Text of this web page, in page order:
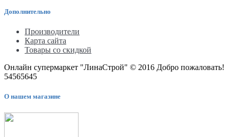
Дополнительно
Производители
Карта сайта
Товары со скидкой
Онлайн супермаркет "ЛинаСтрой" © 2016 Добро пожаловать!
54565645
О нашем магазине